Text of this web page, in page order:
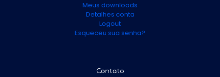
Meus downloads
Detalhes conta
Logout
Esqueceu sua senha?
Contato